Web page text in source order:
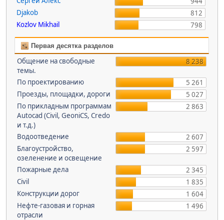
Djakob
812
Kozlov Mikhail
798
Первая десятка разделов
Общение на свободные
темы.
8 238
По проектированию
5 261
Проезды, площадки, дороги
5 027
По прикладным программам
Autocad (Civil, GeoniCS, Credo
и т.д.)
2 863
Водоотведение
2 607
Благоустройство,
озеленение и освещение
2 597
Пожарные дела
2 345
Civil
1 835
Конструкции дорог
1 604
Нефте-газовая и горная
отрасли
1 496